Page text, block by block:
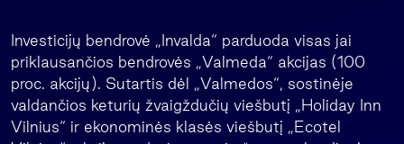
Investicijų bendrovė „Invalda“ parduoda visas jai
priklausančios bendrovės „Valmeda“ akcijas (100
proc. akcijų). Sutartis dėl „Valmedos“, sostinėje
valdančios keturių žvaigždučių viešbutį „Holiday Inn
Vilnius“ ir ekonominės klasės viešbutį „Ecotel